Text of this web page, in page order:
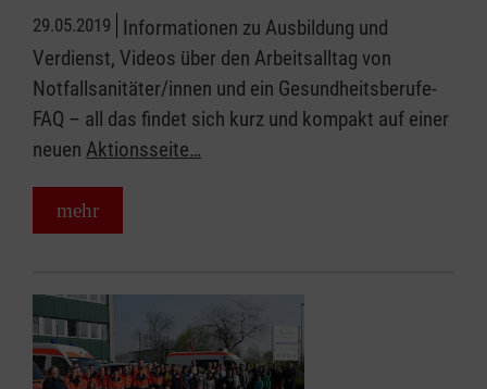
29.05.2019
Informationen zu Ausbildung und
Verdienst, Videos über den Arbeitsalltag von
Notfallsanitäter/innen und ein Gesundheitsberufe-
FAQ – all das findet sich kurz und kompakt auf einer
neuen Aktionsseite…
mehr